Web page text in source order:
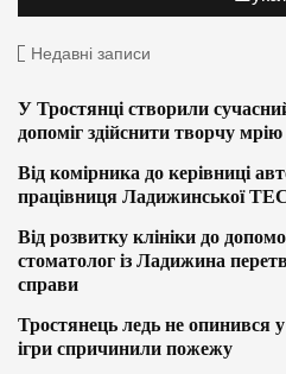
Недавні записи
У Тростянці створили
допоміг здійснити творчу мрію
Від комірника до керівниці
працівниця Ладижинської ТЕС
Від розвитку клініки до
стоматолог із Ладижина
справи
Тростянець ледь не опинився
ігри спричинили пожежу